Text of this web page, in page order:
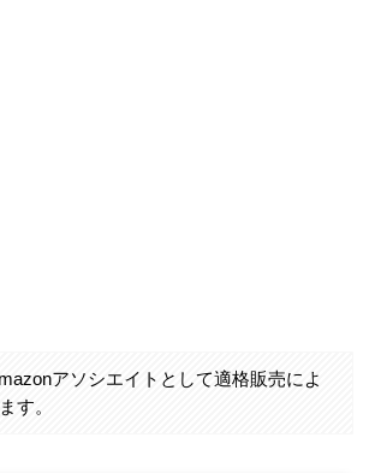
アソシエイトとして適格販売によ
す。